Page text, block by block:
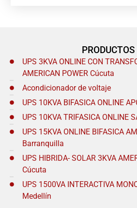
PRODUCTOS
UPS 3KVA ONLINE CON
AMERICAN POWER Cúcuta
Acondicionador de voltaje
UPS 10KVA BIFASICA ONLINE
UPS 10KVA TRIFASICA ONLINE
UPS 15KVA ONLINE BIFASICA
Barranquilla
UPS HIBRIDA- SOLAR 3KVA
Cúcuta
UPS 1500VA INTERACTIVA
Medellín